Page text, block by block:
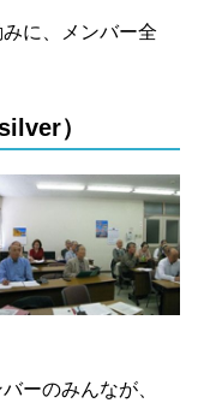
に、メンバー全
）
ーのみんなが、